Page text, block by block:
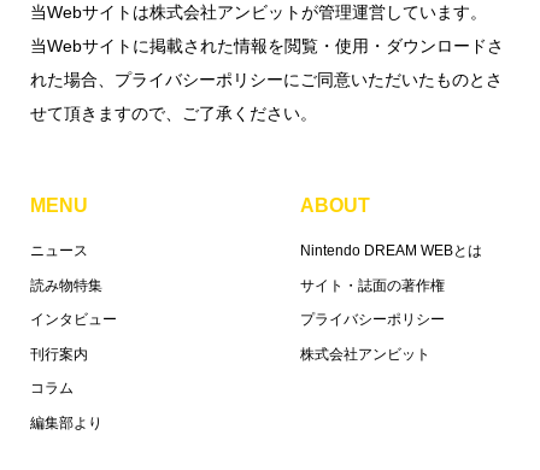
当Webサイトは株式会社アンビットが管理運営しています。
当Webサイトに掲載された情報を閲覧・使用・ダウンロードさ
れた場合、プライバシーポリシーにご同意いただいたものとさ
せて頂きますので、ご了承ください。
MENU
ニュース
読み物特集
インタビュー
刊行案内
コラム
編集部より
ABOUT
Nintendo DREAM WEBとは
サイト・誌面の著作権
プライバシーポリシー
株式会社アンビット